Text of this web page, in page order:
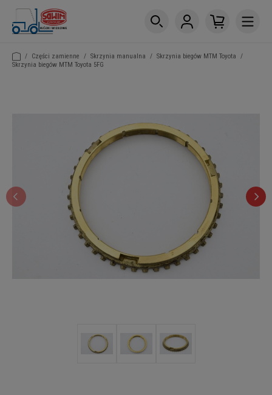
/ Części zamienne / Skrzynia manualna / Skrzynia biegów MTM Toyota
/
Skrzynia biegów MTM Toyota 5FG